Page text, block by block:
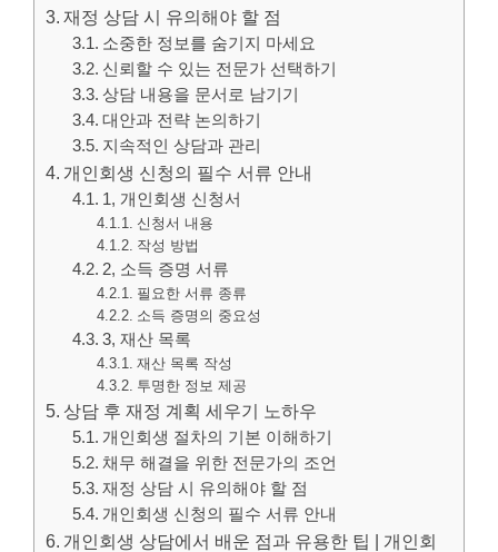
재정 상담 시 유의해야 할 점
소중한 정보를 숨기지 마세요
신뢰할 수 있는 전문가 선택하기
상담 내용을 문서로 남기기
대안과 전략 논의하기
지속적인 상담과 관리
개인회생 신청의 필수 서류 안내
1, 개인회생 신청서
신청서 내용
작성 방법
2, 소득 증명 서류
필요한 서류 종류
소득 증명의 중요성
3, 재산 목록
재산 목록 작성
투명한 정보 제공
상담 후 재정 계획 세우기 노하우
개인회생 절차의 기본 이해하기
채무 해결을 위한 전문가의 조언
재정 상담 시 유의해야 할 점
개인회생 신청의 필수 서류 안내
개인회생 상담에서 배운 점과 유용한 팁 | 개인회